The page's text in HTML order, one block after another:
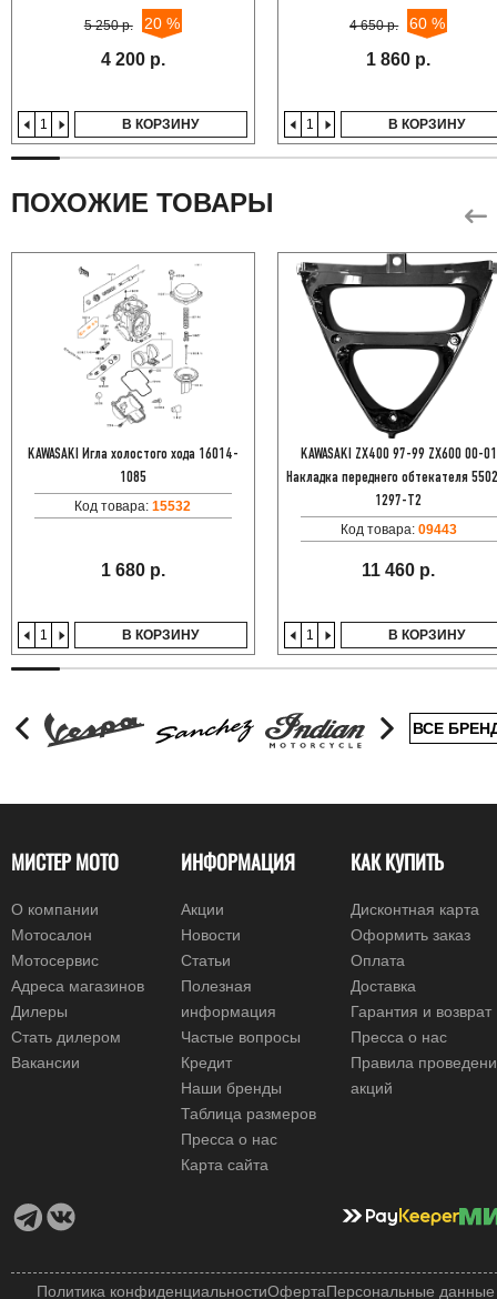
5 250 р. 20 %
4 200 р.
В КОРЗИНУ
4 650 р. 60 %
1 860 р.
В КОРЗИНУ
ПОХОЖИЕ ТОВАРЫ
KAWASAKI Игла холостого хода 16014-
1085
Код товара:15532
1 680 р.
В КОРЗИНУ
KAWASAKI ZX400 97-99 ZX600 00-01
Накладка переднего обтекателя
1297-T2
Код товара: 09443
11 460 р.
В КОРЗИНУ
ВСЕ
МИСТЕР МОТО
О компании
Мотосалон
Мотосервис
Адреса магазинов
Дилеры
Стать дилером
Вакансии
ИНФОРМАЦИЯ
Акции
Новости
Статьи
Полезная
информация
Частые вопросы
Кредит
Наши бренды
Таблица размеров
Пресса о нас
Карта сайта
КАК КУПИТЬ
Дисконтная карта
Оформить заказ
Оплата
Доставка
Гарантия и возврат
Пресса о нас
Правила
акций
Политика конфиденциальностиОфертаПерсональные данные